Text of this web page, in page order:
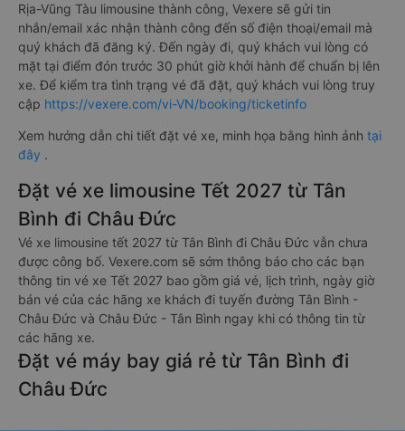
Rịa-Vũng Tàu limousine thành công, Vexere sẽ gửi tin
nhắn/email xác nhận thành công đến số điện thoại/email mà
quý khách đã đăng ký. Đến ngày đi, quý khách vui lòng có
mặt tại điểm đón trước 30 phút giờ khởi hành để chuẩn bị lên
xe. Để kiểm tra tình trạng vé đã đặt, quý khách vui lòng truy
cập https://vexere.com/vi-VN/booking/ticketinfo
Xem hướng dẫn chi tiết đặt vé xe, minh họa bằng hình ảnh tại
đây .
Đặt vé xe limousine Tết 2027 từ Tân
Bình đi Châu Đức
Vé xe limousine tết 2027 từ Tân Bình đi Châu Đức vẫn chưa
được công bố. Vexere.com sẽ sớm thông báo cho các bạn
thông tin vé xe Tết 2027 bao gồm giá vé, lịch trình, ngày giờ
bán vé của các hãng xe khách đi tuyến đường Tân Bình -
Châu Đức và Châu Đức - Tân Bình ngay khi có thông tin từ
các hãng xe.
Đặt vé máy bay giá rẻ từ Tân Bình đi
Châu Đức